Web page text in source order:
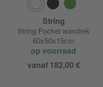
String
String Pocket wandrek
60x50x15cm
op voorraad
vanaf 182,00 €